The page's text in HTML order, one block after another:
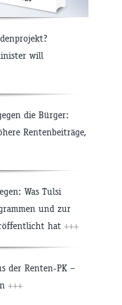
will
die Bürger:
Rentenbeiträge,
Was Tulsi
und zur
hat +++
der Renten-PK –
+++